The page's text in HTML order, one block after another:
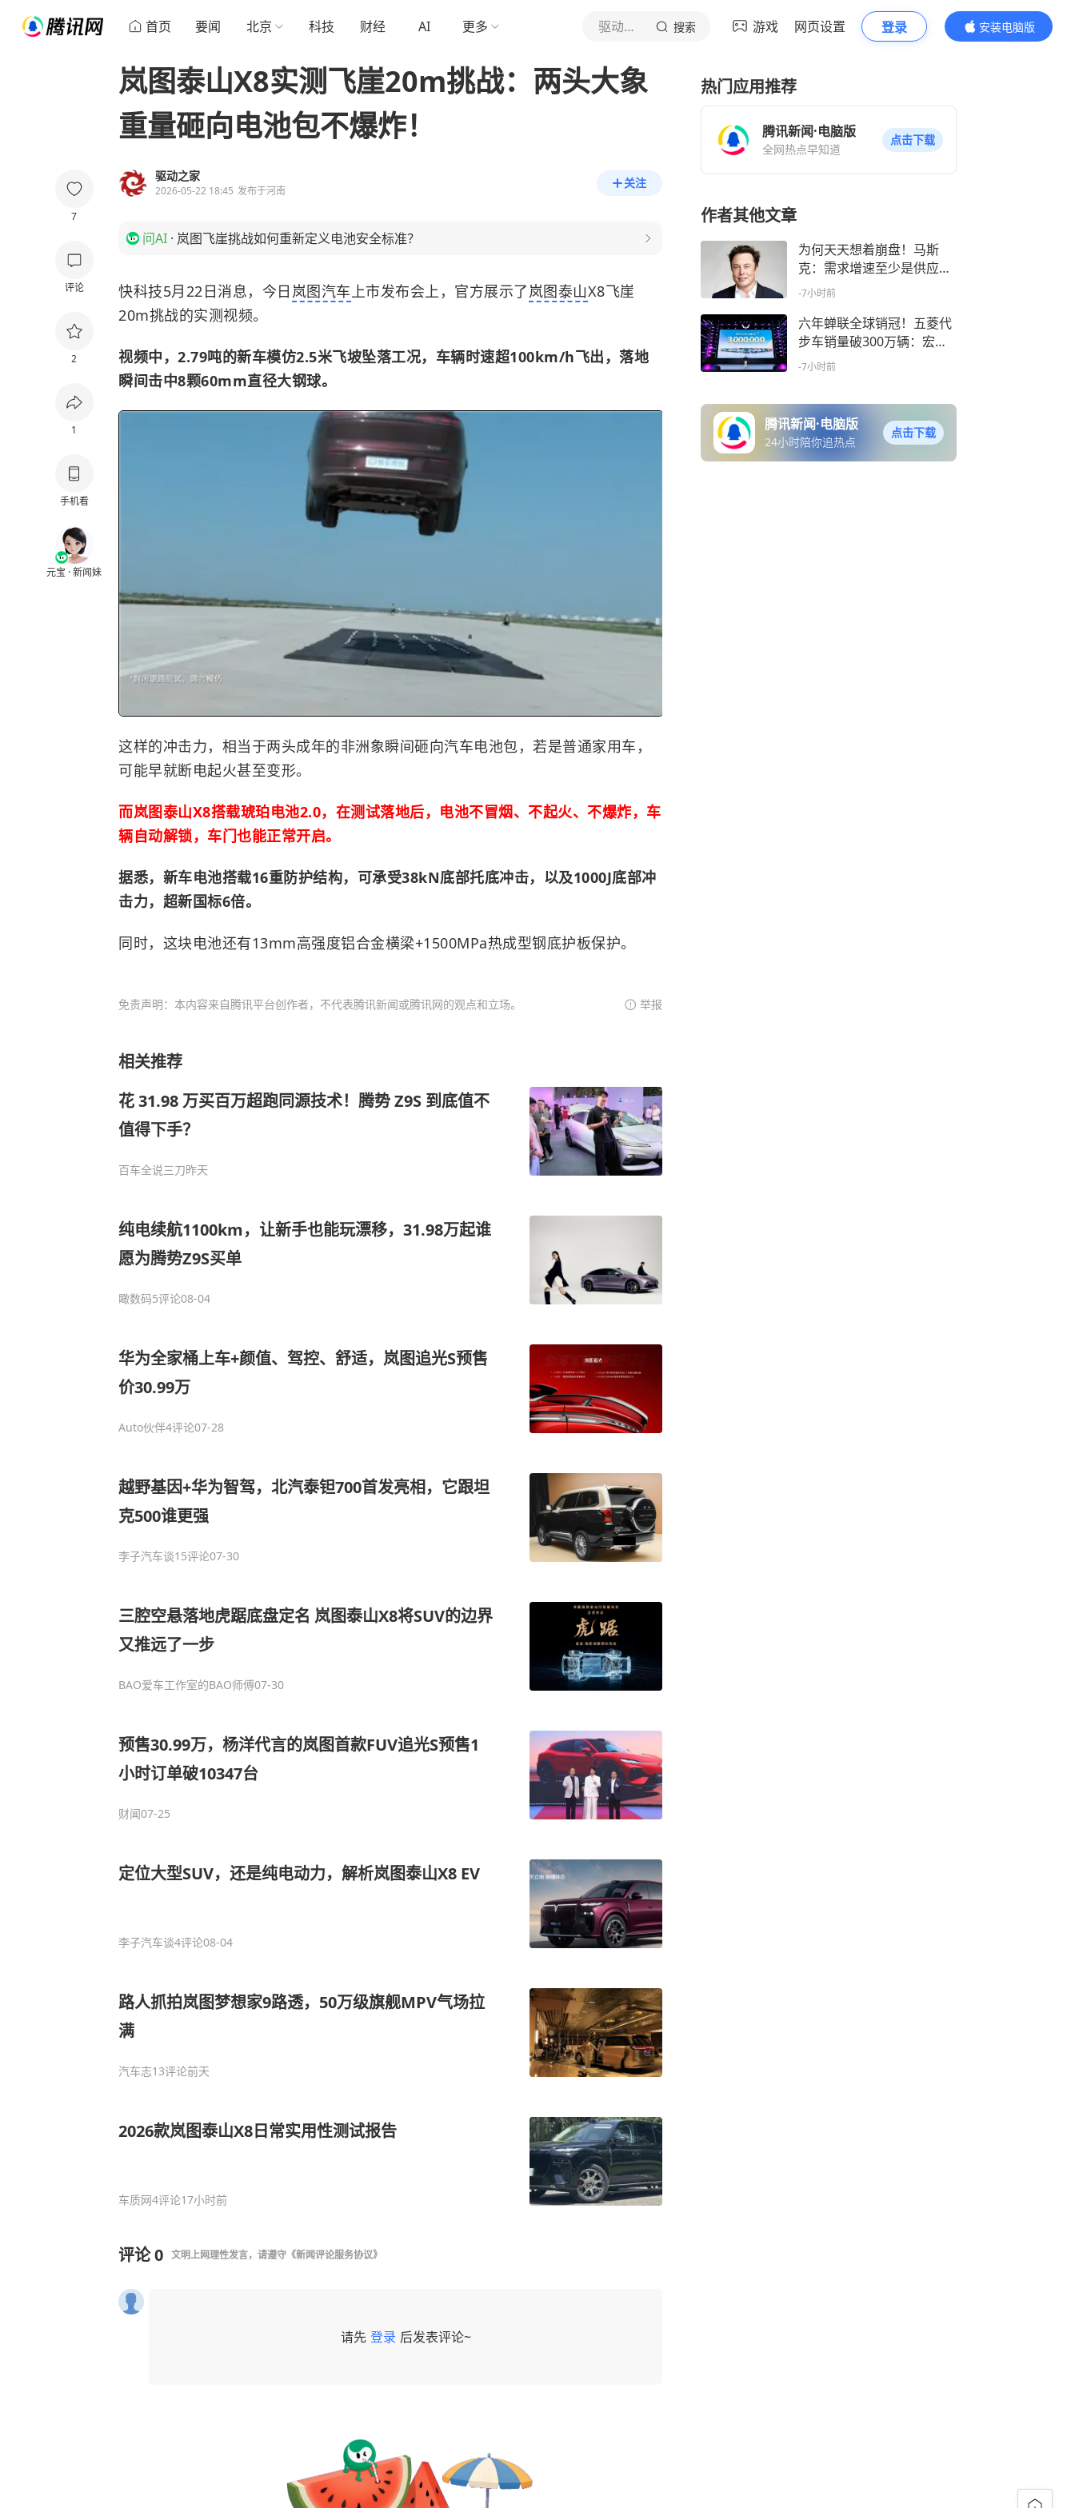
首页 要闻 北京 科技 财经 AI 更多 驱动之家 搜索 游戏 网页设置 登录
安装电脑版
内容更精彩
7
评论
2
1
手机看
元宝 · 新闻妹
岚图泰山X8实测飞崖20m挑战：两头大象
重量砸向电池包不爆炸！
驱动之家
2026-05-22 18:45 发布于河南
关注
问AI · 岚图飞崖挑战如何重新定义电池安全标准？
快科技5月22日消息，今日 岚图汽车上市发布会上，官方展示了岚图泰山X8飞崖
20m挑战的实测视频。
视频中，2.79吨的新车模仿2.5米飞坡坠落工况，车辆时速超100km/h飞出，落地
瞬间击中8颗60mm直径大钢球。
这样的冲击力，相当于两头成年的非洲象瞬间砸向汽车电池包，若是普通家用车，
可能早就断电起火甚至变形。
而岚图泰山X8搭载琥珀电池2.0，在测试落地后，电池不冒烟、不起火、不爆炸，车
辆自动解锁，车门也能正常开启。
据悉，新车电池搭载16重防护结构，可承受38kN底部托底冲击，以及1000J底部冲
击力，超新国标6倍。
同时，这块电池还有13mm高强度铝合金横梁+1500MPa热成型钢底护板保护。
免责声明：本内容来自腾讯平台创作者，不代表腾讯新闻或腾讯网的观点和立场。 举报
相关推荐
花 31.98 万买百万超跑同源技术！腾势 Z9S 到底值不
值得下手？
百车全说三刀昨天
纯电续航1100km，让新手也能玩漂移，31.98万起谁
愿为腾势Z9S买单
瞰数码5评论08-04
华为全家桶上车+颜值、驾控、舒适，岚图追光S预售
价30.99万
Auto伙伴4评论07-28
越野基因+华为智驾，北汽泰钽700首发亮相，它跟坦
克500谁更强
李子汽车谈15评论07-30
三腔空悬落地虎踞底盘定名 岚图泰山X8将SUV的边界
又推远了一步
BAO爱车工作室的BAO师傅07-30
预售30.99万，杨洋代言的岚图首款FUV追光S预售1
小时订单破10347台
财闻07-25
定位大型SUV，还是纯电动力，解析岚图泰山X8 EV
李子汽车谈4评论08-04
路人抓拍岚图梦想家9路透，50万级旗舰MPV气场拉
满
汽车志13评论前天
2026款岚图泰山X8日常实用性测试报告
车质网4评论17小时前
评论0 文明上网理性发言，请遵守 《新闻评论服务协议》
请先 登录 后发表评论~
热门应用推荐
腾讯新闻·电脑版
全网热点早知道
点击下载
作者其他文章
为何天天想着崩盘！马斯
克：需求增速至少是供应的
10倍 存储价格该涨不该跌
-7小时前
六年蝉联全球销冠！五菱代
步车销量破300万辆：宏光
MINIEV扛了195万辆
-7小时前
腾讯新闻·电脑版
24小时陪你追热点
点击下载